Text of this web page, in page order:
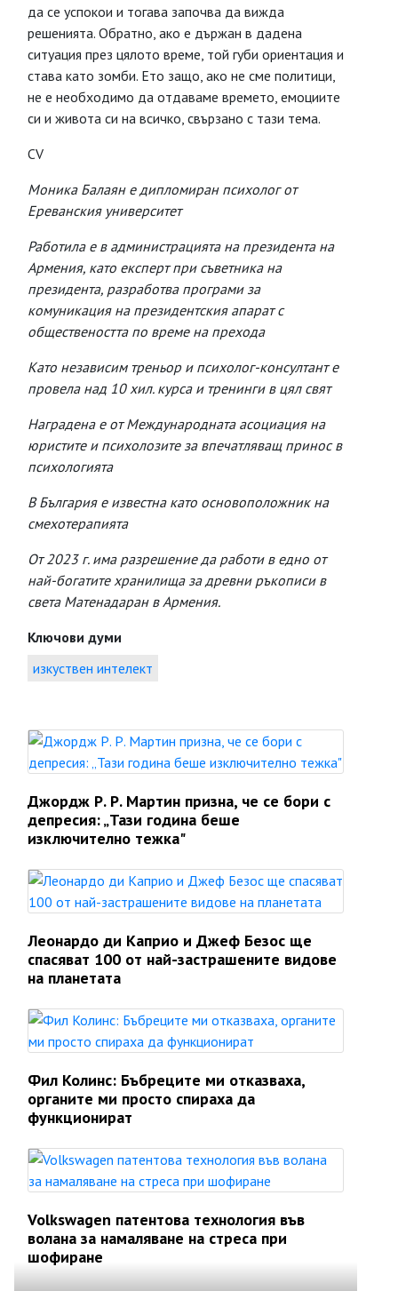
да се успокои и тогава започва да вижда
решенията. Обратно, ако е държан в дадена
ситуация през цялото време, той губи ориентация и
става като зомби. Ето защо, ако не сме политици,
не е необходимо да отдаваме времето, емоциите
си и живота си на всичко, свързано с тази тема.
CV
Моника Балаян е дипломиран психолог от
Ереванския университет
Работила е в администрацията на президента на
Армения, като експерт при съветника на
президента, разработва програми за
комуникация на президентския апарат с
обществеността по време на прехода
Като независим треньор и психолог-консултант е
провела над 10 хил. курса и тренинги в цял свят
Наградена е от Международната асоциация на
юристите и психолозите за впечатляващ принос в
психологията
В България е известна като основоположник на
смехотерапията
От 2023 г. има разрешение да работи в едно от
най-богатите хранилища за древни ръкописи в
света Матенадаран в Армения.
Ключови думи
изкуствен интелект
Джордж Р. Р. Мартин призна, че се бори с
депресия: „Тази година беше
изключително тежка"
Леонардо ди Каприо и Джеф Безос ще
спасяват 100 от най-застрашените видове
на планетата
Фил Колинс: Бъбреците ми отказваха,
органите ми просто спираха да
функционират
Volkswagen патентова технология във
волана за намаляване на стреса при
шофиране